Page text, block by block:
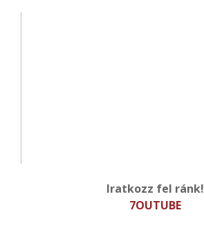
Iratkozz fel ránk!
7OUTUBE